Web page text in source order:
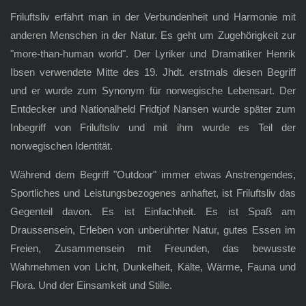
Friluftsliv erfährt man in der Verbundenheit und Harmonie mit
anderen Menschen in der Natur. Es geht um Zugehörigkeit zur
"more-than-human world". Der Lyriker und Dramatiker Henrik
Ibsen verwendete Mitte des 19. Jhdt. erstmals diesen Begriff
und er wurde zum Synonym für norwegische Lebensart. Der
Entdecker und Nationalheld Fridtjof Nansen wurde später zum
Inbegriff von Friluftsliv und mit ihm wurde es Teil der
norwegischen Identität.
Während dem Begriff "Outdoor" immer etwas Anstrengendes,
Sportliches und Leistungsbezogenes anhaftet, ist Friluftsliv das
Gegenteil davon. Es ist Einfachheit. Es ist Spaß am
Draussensein, Erleben von unberührter Natur, gutes Essen im
Freien, Zusammensein mit Freunden, das bewusste
Wahrnehmen von Licht, Dunkelheit, Kälte, Wärme, Fauna und
Flora. Und der Einsamkeit und Stille.